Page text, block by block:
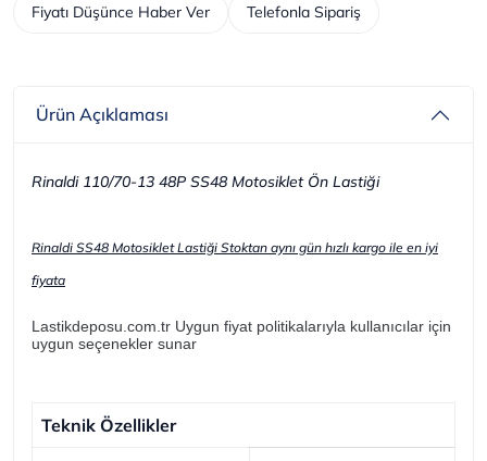
Telefonla Sipariş
Fiyatı Düşünce Haber Ver
Ürün Açıklaması
Rinaldi 110/70-13 48P SS48 Motosiklet Ön Lastiği
Rinaldi SS48 Motosiklet Lastiği Stoktan aynı gün hızlı kargo ile en iyi
fiyata
Lastikdeposu.com.tr Uygun fiyat politikalarıyla kullanıcılar için
uygun seçenekler sunar
Teknik Özellikler